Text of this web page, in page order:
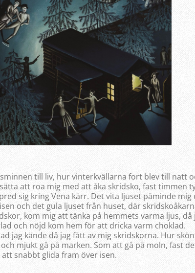
till liv, hur vinterkvällarna fort blev till natt
att roa mig med att åka skridsko, fast timmen
sig kring Vena kärr. Det vita ljuset påminde mig
och det gula ljuset från huset, där
kom mig att tänka på hemmets varma ljus, då
och nöjd kom hem för att dricka varm choklad.
jag kände då jag fått av mig skridskorna. Hur
mjukt gå på marken. Som att gå på moln, fast
snabbt glida fram över isen.